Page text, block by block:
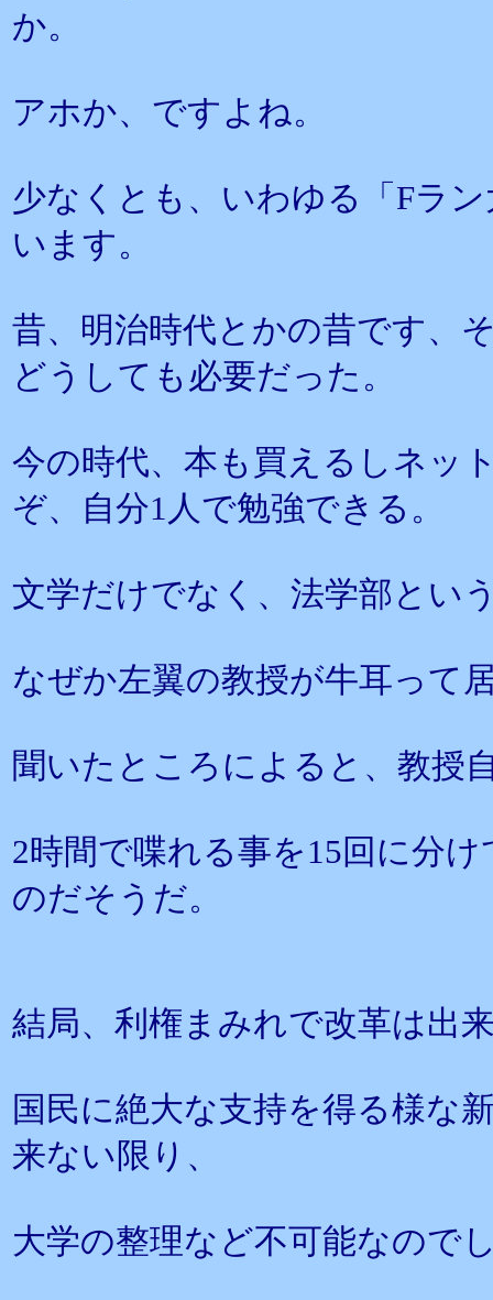
か。
アホか、ですよね。
少なくとも、いわゆる「Fラ
います。
昔、明治時代とかの昔です、
どうしても必要だった。
今の時代、本も買えるしネッ
ぞ、自分1人で勉強できる。
文学だけでなく、法学部とい
なぜか左翼の教授が牛耳って
聞いたところによると、教授
2時間で喋れる事を15回に分
のだそうだ。
結局、利権まみれで改革は出
国民に絶大な支持を得る様な
来ない限り、
大学の整理など不可能なので